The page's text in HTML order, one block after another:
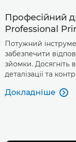
Професійний
Professional
Потужний
забезпечити
зйомки. Досягніть
деталізації та
Докладніше 